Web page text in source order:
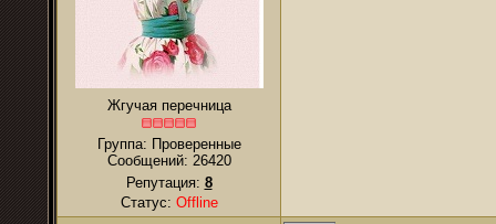
Жгучая перечница
Группа: Проверенные
Сообщений: 26420
Репутация: 8
Статус: Offline